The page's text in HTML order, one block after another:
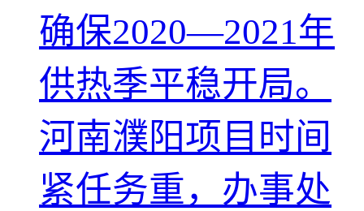
确保2020—2021年
供热季平稳开局。
河南濮阳项目时间
紧任务重，办事处